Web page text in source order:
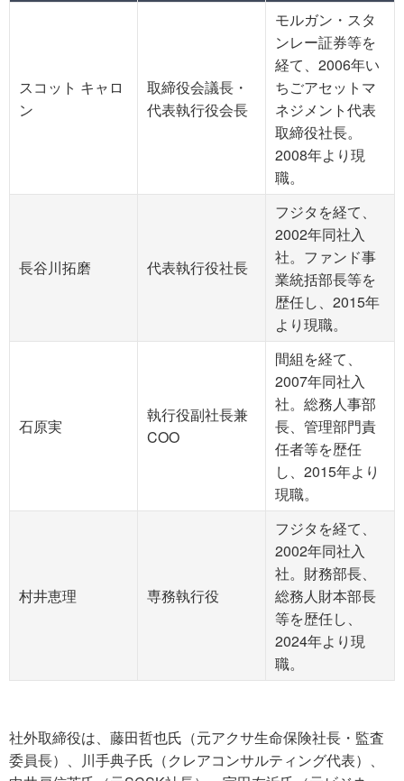
スコット キャロ
ン
取締役会議長・
代表執行役会長
モルガン・スタ
ンレー証券等を
経て、2006年い
ちごアセットマ
ネジメント代表
取締役社長。
2008年より現
職。
長谷川拓磨 代表執行役社長
フジタを経て、
2002年同社入
社。ファンド事
業統括部長等を
歴任し、2015年
より現職。
石原実
執行役副社長兼
COO
間組を経て、
2007年同社入
社。総務人事部
長、管理部門責
任者等を歴任
し、2015年より
現職。
村井恵理 専務執行役
フジタを経て、
2002年同社入
社。財務部長、
総務人財本部長
等を歴任し、
2024年より現
職。
社外取締役は、藤田哲也氏（元アクサ生命保険社長・監査
委員長）、川手典子氏（クレアコンサルティング代表）、